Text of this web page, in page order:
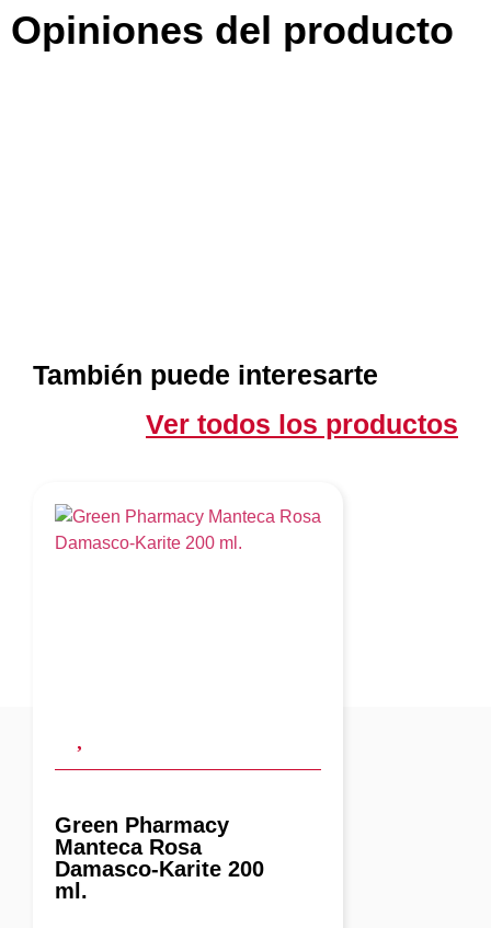
Opiniones del producto
También puede interesarte
Ver todos los productos
Green Pharmacy
Manteca Rosa
Damasco-Karite 200
ml.